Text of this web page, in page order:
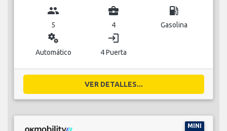
group
5
business_center
4
local_gas_station
Gasolina
miscellaneous_services
Automático
login
4 Puerta
VER DETALLES...
MINI